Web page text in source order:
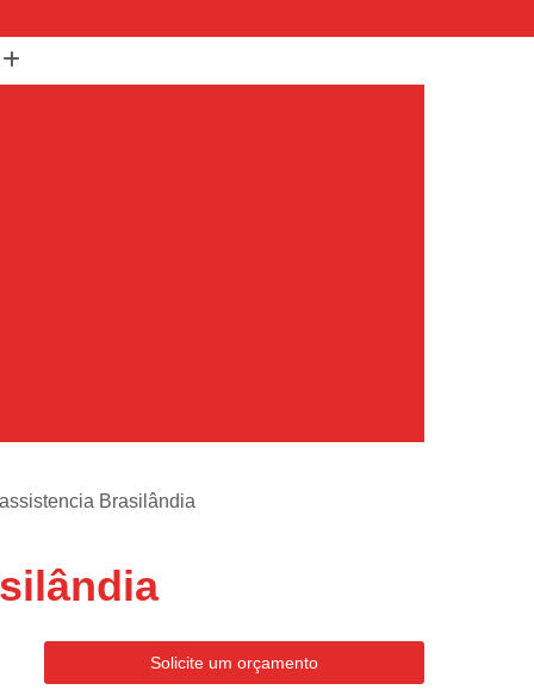
Condicionado Portatil
Portatil Philco
Ar Condicionado Portatil
Brasilândia
Solicite um orçamento